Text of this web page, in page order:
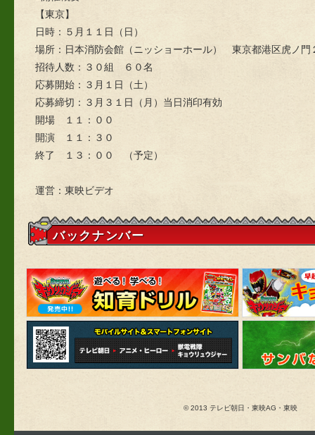
【東京】
日時：５月１１日（日）
場所：日本消防会館（ニッショーホール） 東京都港区虎ノ門
招待人数：３０組 ６０名
応募開始：３月１日（土）
応募締切：３月３１日（月）当日消印有効
開場 １１：００
開演 １１：３０
終了 １３：００ （予定）
運営：東映ビデオ
バックナンバー
© 2013 テレビ朝日・東映AG・東映